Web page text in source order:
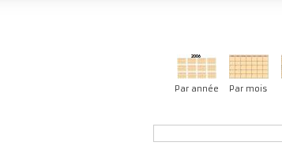
Par année Par mois